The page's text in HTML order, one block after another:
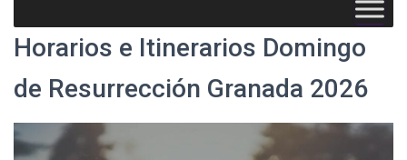
Horarios e Itinerarios Domingo
de Resurrección Granada 2026